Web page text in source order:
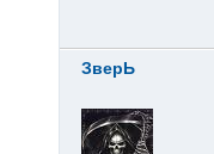
ЗверЬ